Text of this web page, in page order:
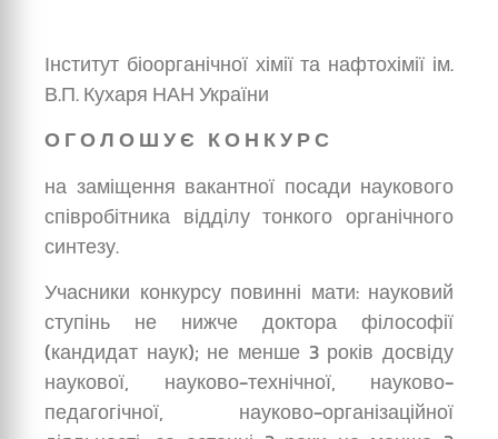
Інститут біоорганічної хімії та нафтохімії ім.
В.П. Кухаря НАН України
О Г О Л О Ш У Є К О Н К У Р С
на заміщення вакантної посади наукового
співробітника відділу тонкого органічного
синтезу.
Учасники конкурсу повинні мати: науковий
ступінь не нижче доктора філософії
(кандидат наук); не менше 3 років досвіду
наукової, науково-технічної, науково-
педагогічної, науково-організаційної